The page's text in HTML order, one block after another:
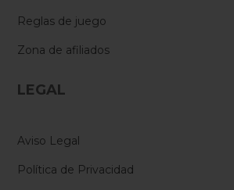
Reglas de juego
Zona de afiliados
LEGAL
Aviso Legal
Política de Privacidad